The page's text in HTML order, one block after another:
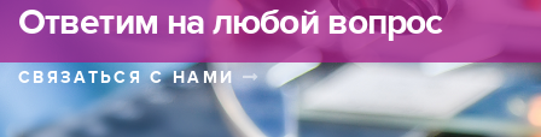
Ответим на любой вопрос
СВЯЗАТЬСЯ С НАМИ